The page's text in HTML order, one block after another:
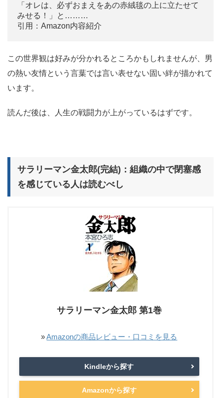
「オレは、必ずおまえをあの赤絨毯の上に立たせて
みせる！」と………
引用：Amazon内容紹介
この世界観は好みが分かれるところかもしれませんが、男
の熱い友情という言葉では言い表せない固い絆が描かれて
います。
読んだ後は、人生の戦闘力が上がっているはずです。
サラリーマン金太郎(完結)：組織の中で閉塞感
を感じている人は読むべし
サラリーマン金太郎 第1巻
»Amazonの商品レビュー・口コミを見る
Kindleから探す
Amazonから探す